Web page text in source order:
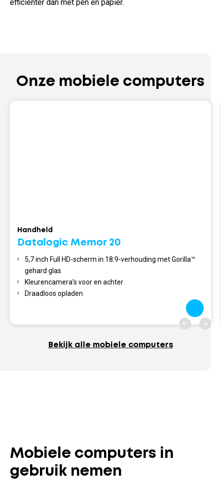
efficiënter dan met pen en papier.
Onze mobiele computers
Handheld
Datalogic Memor 20
5,7 inch Full HD-scherm in 18:9-verhouding met Gorilla™
gehard glas
Kleurencamera’s voor en achter
Draadloos opladen
Bekijk alle mobiele computers
Mobiele computers in
gebruik nemen